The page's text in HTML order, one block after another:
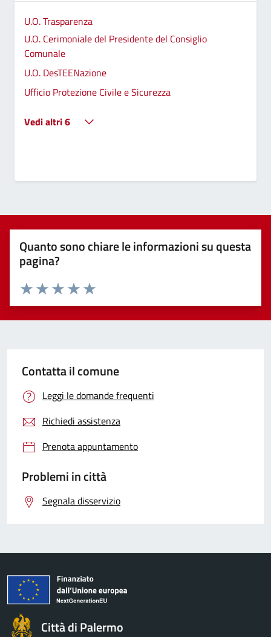
U.O. Trasparenza
U.O. Cerimoniale del Presidente del Consiglio
Comunale
U.O. DesTEENazione
Ufficio Protezione Civile e Sicurezza
Vedi altri 6
Quanto sono chiare le informazioni su questa
pagina?
Valuta 5 stelle su 5
Valuta 4 stelle su 5
Valuta 3 stelle su 5
Valuta 2 stelle su 5
Valuta 1 stelle su 5
Contatta il comune
Leggi le domande frequenti
Richiedi assistenza
Prenota appuntamento
Problemi in città
Segnala disservizio
Città di Palermo